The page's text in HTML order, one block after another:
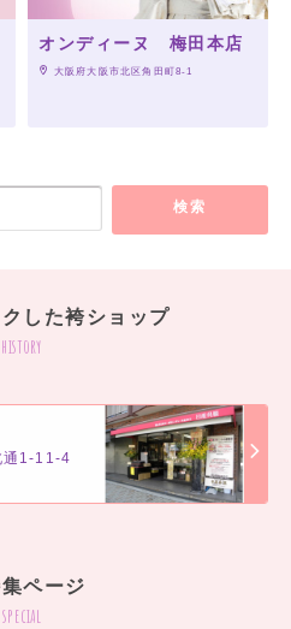
オンディーヌ 梅田本店
大阪府大阪市北区角田町8-1
検索
した袴ショップ
history
通1-11-4
ページ
special